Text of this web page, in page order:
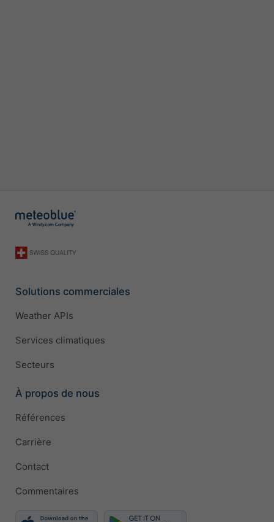
Solutions commerciales
Weather APIs
Services climatiques
Secteurs
À propos de nous
Références
Carrière
Contact
Commentaires